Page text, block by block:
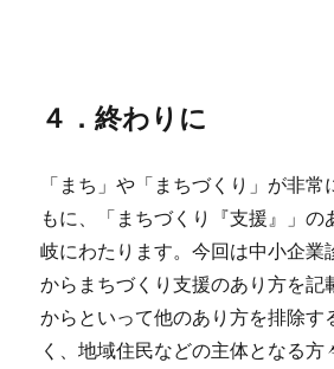
４．終わりに
「まち」や「まちづくり」が非常
もに、「まちづくり『支援』」の
岐にわたります。今回は中小企業
からまちづくり支援のあり方を記
からといって他のあり方を排除す
く、地域住民などの主体となる方